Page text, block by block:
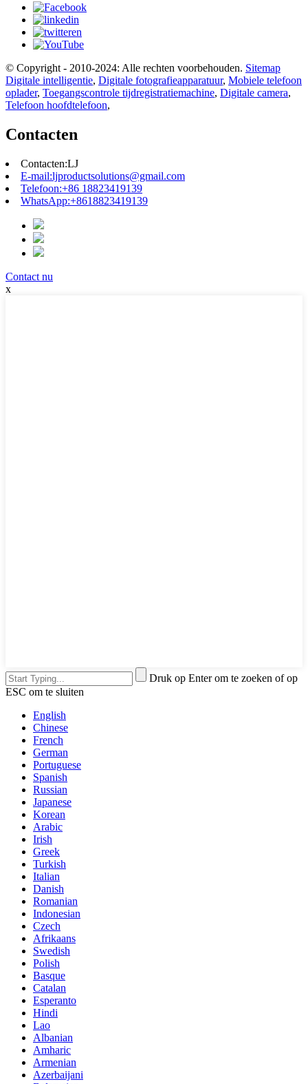
© Copyright - 2010-2024: Alle rechten voorbehouden. Sitemap
Digitale intelligentie, Digitale fotografieapparatuur, Mobiele telefoon
oplader, Toegangscontrole tijdregistratiemachine, Digitale camera,
Telefoon hoofdtelefoon,
Contacten
Contacten:LJ
E-mail:ljproductsolutions@gmail.com
Telefoon:+86 18823419139
WhatsApp:+8618823419139
Contact nu
x
Druk op Enter om te zoeken of op
ESC om te sluiten
English
Chinese
French
German
Portuguese
Spanish
Russian
Japanese
Korean
Arabic
Irish
Greek
Turkish
Italian
Danish
Romanian
Indonesian
Czech
Afrikaans
Swedish
Polish
Basque
Catalan
Esperanto
Hindi
Lao
Albanian
Amharic
Armenian
Azerbaijani